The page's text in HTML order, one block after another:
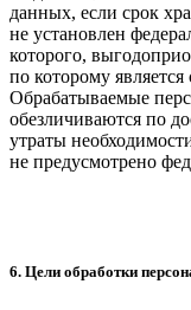
данных, если срок
не установлен
которого,
по которому
Обрабатываемые
обезличиваются по
утраты
не предусмотрено
6. Цели обработки